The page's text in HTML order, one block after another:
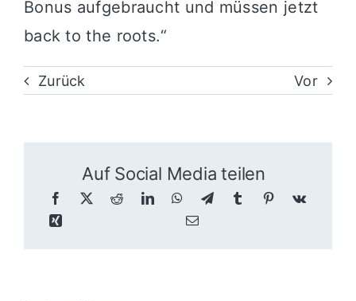
Bonus aufgebraucht und müssen jetzt
back to the roots.“
Zurück Vor
Auf Social Media teilen